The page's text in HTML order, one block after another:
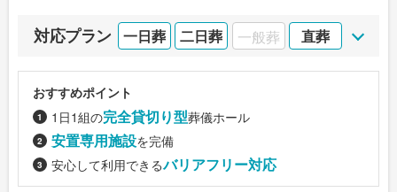
対応プラン 一日葬 二日葬 一般葬 直葬
おすすめポイント
1日1組の完全貸切り型葬儀ホール
安置専用施設を完備
安心して利用できるバリアフリー対応